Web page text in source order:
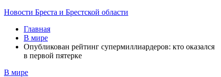
Новости Бреста и Брестской области
Главная
В мире
Опубликован рейтинг супермиллиардеров: кто оказался
в первой пятерке
В мире